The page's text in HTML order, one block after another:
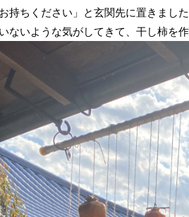
持ちください」と玄関先に置きまし
ないような気がしてきて、干し柿を作